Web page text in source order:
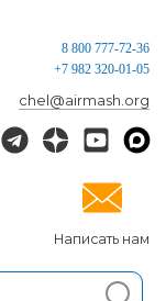
Написать нам
8 800 777-72-36
+7 982 320-01-05
chel@airmash.org